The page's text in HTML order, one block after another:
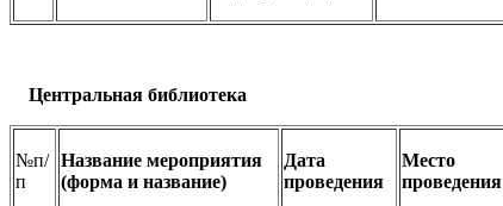
Центральная библиотека
№п/
п
Название мероприятия
(форма и название)
Дата
проведения
Место
проведения